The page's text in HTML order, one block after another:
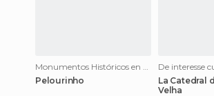
Monumentos Históricos en Cidade Velha
Pelourinho
La Catedral
Velha